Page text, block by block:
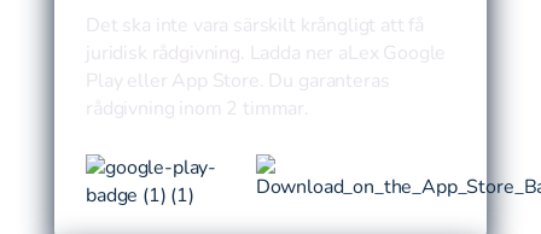
Det ska inte vara särskilt krångligt att få
juridisk rådgivning. Ladda ner aLex Google
Play eller App Store. Du garanteras
rådgivning inom 2 timmar.